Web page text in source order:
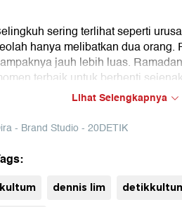
sering terlihat seperti
hanya melibatkan dua orang.
jauh lebih luas.
terbaik untuk berhenti
hati, dan belajar menjaga diri dari
merusak amanah hubungan. Karena
soal ibadah, tapi juga soal setia
mengapa selingkuh bisa
sebesar itu dalam hidup kita? Simak
bersama Koh Dennis Lim di Detik
Lihat Selengkapnya
- Brand Studio - 20DETIK
kultum dennis lim